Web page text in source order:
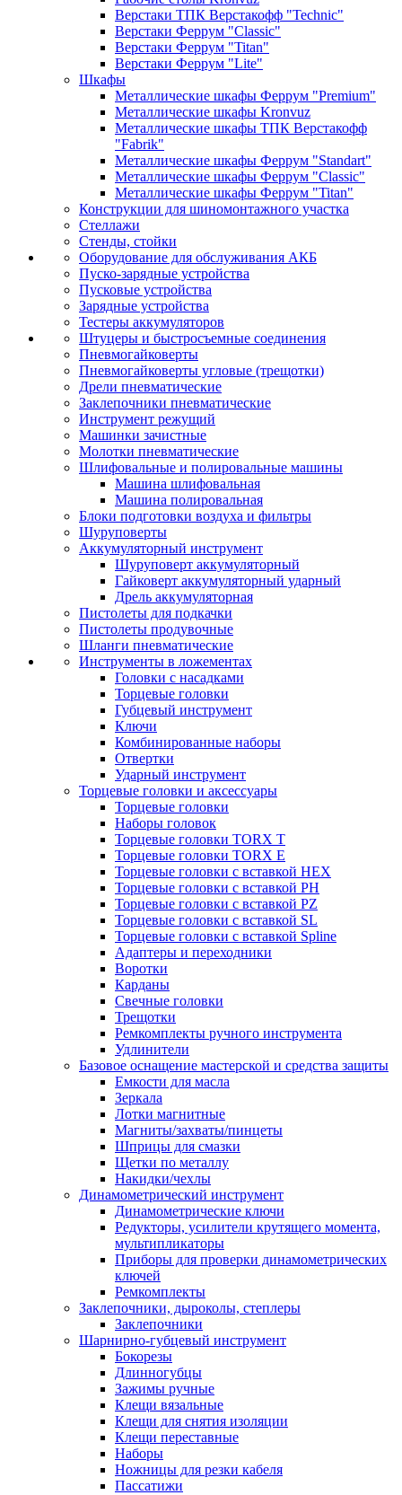
Верстаки ТПК Верстакофф "Technic"
Верстаки Феррум "Classic"
Верстаки Феррум "Titan"
Верстаки Феррум "Lite"
Шкафы
Металлические шкафы Феррум "Premium"
Металлические шкафы Kronvuz
Металлические шкафы ТПК Верстакофф
"Fabrik"
Металлические шкафы Феррум "Standart"
Металлические шкафы Феррум "Classic"
Металлические шкафы Феррум "Titan"
Конструкции для шиномонтажного участка
Стеллажи
Стенды, стойки
Оборудование для обслуживания АКБ
Пуско-зарядные устройства
Пусковые устройства
Зарядные устройства
Тестеры аккумуляторов
Штуцеры и быстросъемные соединения
Пневмогайковерты
Пневмогайковерты угловые (трещотки)
Дрели пневматические
Заклепочники пневматические
Инструмент режущий
Машинки зачистные
Молотки пневматические
Шлифовальные и полировальные машины
Машина шлифовальная
Машина полировальная
Блоки подготовки воздуха и фильтры
Шуруповерты
Аккумуляторный инструмент
Шуруповерт аккумуляторный
Гайковерт аккумуляторный ударный
Дрель аккумуляторная
Пистолеты для подкачки
Пистолеты продувочные
Шланги пневматические
Инструменты в ложементах
Головки с насадками
Торцевые головки
Губцевый инструмент
Ключи
Комбинированные наборы
Отвертки
Ударный инструмент
Торцевые головки и аксессуары
Торцевые головки
Наборы головок
Торцевые головки TORX T
Торцевые головки TORX Е
Торцевые головки с вставкой HEX
Торцевые головки с вставкой PH
Торцевые головки с вставкой PZ
Торцевые головки с вставкой SL
Торцевые головки с вставкой Spline
Адаптеры и переходники
Воротки
Карданы
Свечные головки
Трещотки
Ремкомплекты ручного инструмента
Удлинители
Базовое оснащение мастерской и средства защиты
Емкости для масла
Зеркала
Лотки магнитные
Магниты/захваты/пинцеты
Шприцы для смазки
Щетки по металлу
Накидки/чехлы
Динамометрический инструмент
Динамометрические ключи
Редукторы, усилители крутящего момента,
мультипликаторы
Приборы для проверки динамометрических
ключей
Ремкомплекты
Заклепочники, дыроколы, степлеры
Заклепочники
Шарнирно-губцевый инструмент
Бокорезы
Длинногубцы
Зажимы ручные
Клещи вязальные
Клещи для снятия изоляции
Клещи переставные
Наборы
Ножницы для резки кабеля
Пассатижи